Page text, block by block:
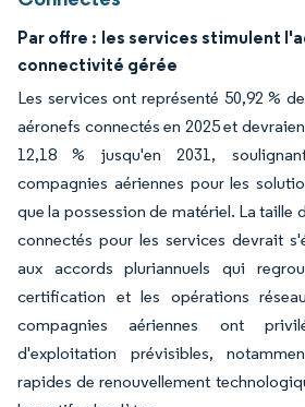
Par offre : les services stimulent
connectivité gérée
Les services ont représenté 50,92 %
aéronefs connectés en 2025 et
12,18 % jusqu'en 2031,
compagnies aériennes pour les
que la possession de matériel. La taille
connectés pour les services devrait
aux accords pluriannuels qui
certification et les opérations
compagnies aériennes ont
d'exploitation prévisibles,
rapides de renouvellement